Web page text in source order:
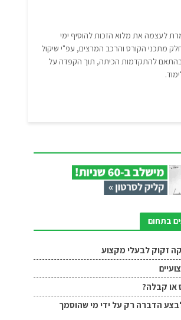
לעצמה את מלוא הזכות להוסיף ימי
מתכני הקורס והרכב המרצים, עפ"י שיקול
להתקדמות הכיתה, תוך הקפדה על
בתחום
זקוק לבעלי מקצוע
או קבלה?
הדברה רק על ידי מי שהוסמך